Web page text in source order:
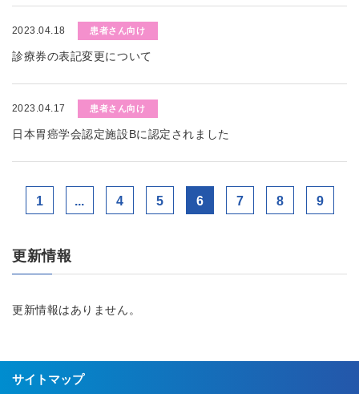
2023.04.18 患者さん向け
診療券の表記変更について
2023.04.17 患者さん向け
日本胃癌学会認定施設Bに認定されました
1 ... 4 5 6 7 8 9
更新情報
更新情報はありません。
サイトマップ